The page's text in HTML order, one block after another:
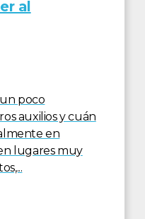
al
poco
auxilios y cuán
en
lugares muy